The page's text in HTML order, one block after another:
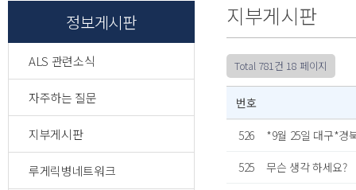
정보게시판
ALS 관련소식
자주하는 질문
지부게시판
루게릭병네트워크
지부게시판
Total 781건 18 페이지
번호
526
*9월 25일 대구*경
525
무슨 생각 하세요?